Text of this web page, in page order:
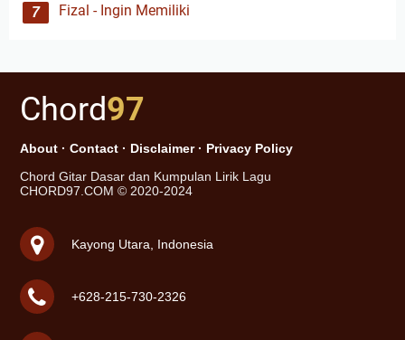
Fizal - Ingin Memiliki
Chord97
About · Contact · Disclaimer· Privacy Policy
Chord Gitar Dasar dan Kumpulan Lirik Lagu
CHORD97.COM © 2020-2024
Kayong Utara, Indonesia
+628-215-730-2326